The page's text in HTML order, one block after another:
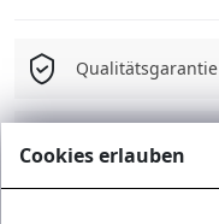
Qualitätsgarantie
Cookies erlauben